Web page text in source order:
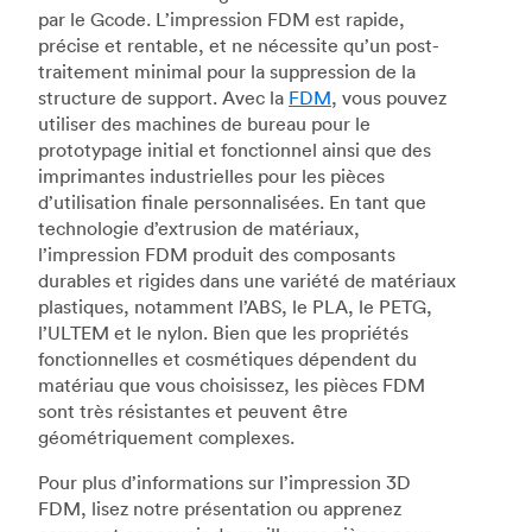
par le Gcode. L’impression FDM est rapide,
précise et rentable, et ne nécessite qu’un post-
traitement minimal pour la suppression de la
structure de support. Avec la FDM, vous pouvez
utiliser des machines de bureau pour le
prototypage initial et fonctionnel ainsi que des
imprimantes industrielles pour les pièces
d’utilisation finale personnalisées. En tant que
technologie d’extrusion de matériaux,
l’impression FDM produit des composants
durables et rigides dans une variété de matériaux
plastiques, notamment l’ABS, le PLA, le PETG,
l’ULTEM et le nylon. Bien que les propriétés
fonctionnelles et cosmétiques dépendent du
matériau que vous choisissez, les pièces FDM
sont très résistantes et peuvent être
géométriquement complexes.
Pour plus d’informations sur l’impression 3D
FDM, lisez notre présentation ou apprenez